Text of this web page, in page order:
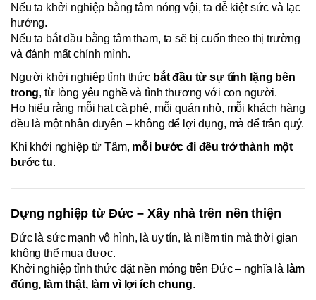
Nếu ta khởi nghiệp bằng tâm nóng vội, ta dễ kiệt sức và lạc
hướng.
Nếu ta bắt đầu bằng tâm tham, ta sẽ bị cuốn theo thị trường
và đánh mất chính mình.
Người khởi nghiệp tỉnh thức bắt đầu từ sự tĩnh lặng bên
trong, từ lòng yêu nghề và tình thương với con người.
Họ hiểu rằng mỗi hạt cà phê, mỗi quán nhỏ, mỗi khách hàng
đều là một nhân duyên – không để lợi dụng, mà để trân quý.
Khi khởi nghiệp từ Tâm, mỗi bước đi đều trở thành một
bước tu.
Dựng nghiệp từ Đức – Xây nhà trên nền thiện
Đức là sức mạnh vô hình, là uy tín, là niềm tin mà thời gian
không thể mua được.
Khởi nghiệp tỉnh thức đặt nền móng trên Đức – nghĩa là làm
đúng, làm thật, làm vì lợi ích chung.